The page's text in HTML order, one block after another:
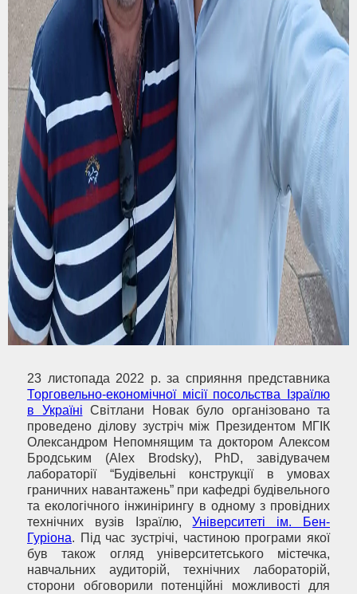
23 листопада 2022 р. за сприяння представника
Торговельно-економічної місії посольства Ізраїлю
в Україні Світлани Новак було організовано та
проведено ділову зустріч між Президентом МГІК
Олександром Непомнящим та доктором Алексом
Бродським (Alex Brodsky), PhD, завідувачем
лабораторії “Будівельні конструкції в умовах
граничних навантажень” при кафедрі будівельного
та екологічного інжинірингу в одному з провідних
технічних вузів Ізраїлю,Університеті ім. Бен-
Гуріона. Під час зустрічі, частиною програми якої
був також огляд університетського містечка,
навчальних аудиторій, технічних лабораторій,
сторони обговорили потенційні можливості для